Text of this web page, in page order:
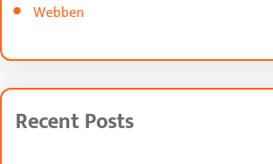
Webben
Recent Posts